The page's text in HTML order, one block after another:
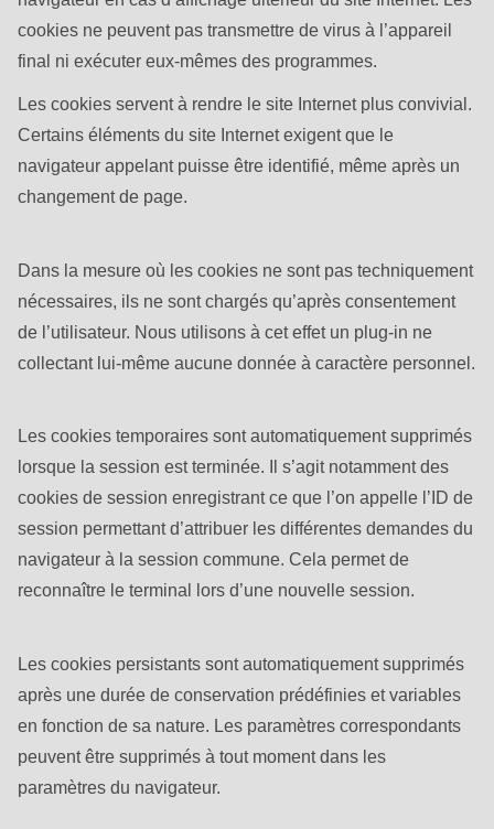
cookies ne peuvent pas transmettre de virus à l’appareil
final ni exécuter eux-mêmes des programmes.
Les cookies servent à rendre le site Internet plus convivial.
Certains éléments du site Internet exigent que le
navigateur appelant puisse être identifié, même après un
changement de page.
Dans la mesure où les cookies ne sont pas techniquement
nécessaires, ils ne sont chargés qu’après consentement
de l’utilisateur. Nous utilisons à cet effet un plug-in ne
collectant lui-même aucune donnée à caractère personnel.
Les cookies temporaires sont automatiquement supprimés
lorsque la session est terminée. Il s’agit notamment des
cookies de session enregistrant ce que l’on appelle l’ID de
session permettant d’attribuer les différentes demandes du
navigateur à la session commune. Cela permet de
reconnaître le terminal lors d’une nouvelle session.
Les cookies persistants sont automatiquement supprimés
après une durée de conservation prédéfinies et variables
en fonction de sa nature. Les paramètres correspondants
peuvent être supprimés à tout moment dans les
paramètres du navigateur.